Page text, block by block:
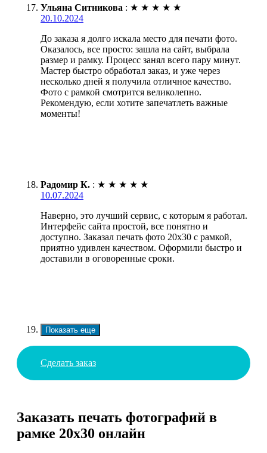
Ульяна Ситникова : ★ ★ ★ ★ ★
20.10.2024
До заказа я долго искала место для печати фото.
Оказалось, все просто: зашла на сайт, выбрала
размер и рамку. Процесс занял всего пару минут.
Мастер быстро обработал заказ, и уже через
несколько дней я получила отличное качество.
Фото с рамкой смотрится великолепно.
Рекомендую, если хотите запечатлеть важные
моменты!
Радомир К. : ★ ★ ★ ★ ★
10.07.2024
Наверно, это лучший сервис, с которым я работал.
Интерфейс сайта простой, все понятно и
доступно. Заказал печать фото 20х30 с рамкой,
приятно удивлен качеством. Оформили быстро и
доставили в оговоренные сроки.
Показать еще
Сделать заказ
Заказать печать фотографий в
рамке 20х30 онлайн